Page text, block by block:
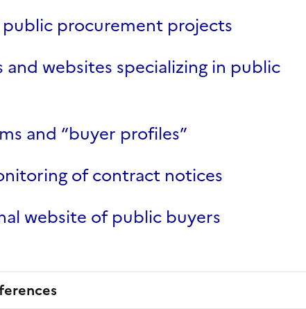
procurement projects
websites specializing in public
and “buyer profiles”
of contract notices
website of public buyers